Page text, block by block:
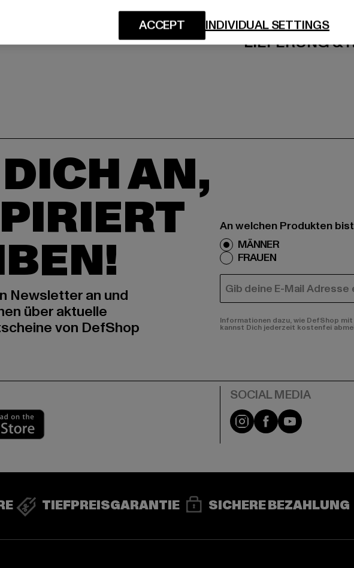
LIEFERUNG &
AN,
Newsletter an und
über aktuelle
von DefShop
An welchen Produkten
MÄNNER
FRAUEN
E-MAIL
Informationen dazu, wie DefShop
kannst Dich jederzeit kostenfei
Instagram
FacebookYouTube
TIEFPREISGARANTIE SICHERE BEZAHLUNG
INDIVIDUAL SETTINGS
ACCEPT